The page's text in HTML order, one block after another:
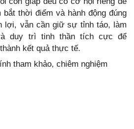
bắt thời điểm và hành động đúng
lợi, vẫn cần giữ sự tỉnh táo, làm
duy trì tinh thần tích cực để
kết quả thực tế.
tham khảo, chiêm nghiệm